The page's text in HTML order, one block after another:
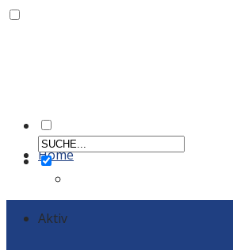
Home
Aktiv